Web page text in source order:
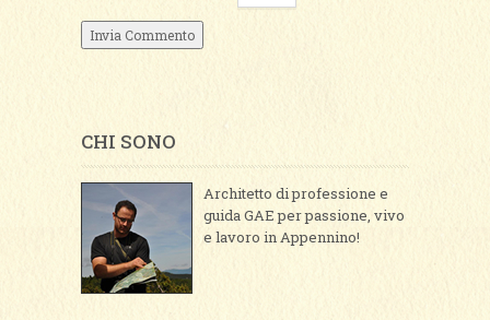
CHI SONO
Architetto di professione e
guida GAE per passione, vivo
e lavoro in Appennino!